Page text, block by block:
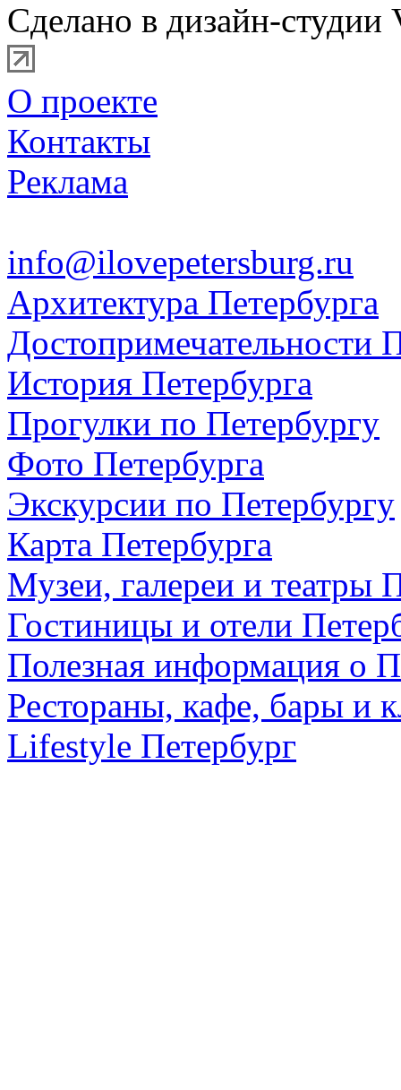
Сделано в дизайн-студии
О проекте
Контакты
Реклама
info@ilovepetersburg.ru
Архитектура Петербурга
Достопримечательности
История Петербурга
Прогулки по Петербургу
Фото Петербурга
Экскурсии по Петербургу
Карта Петербурга
Музеи, галереи и театры
Гостиницы и отели
Полезная информация о
Рестораны, кафе, бары и
Lifestyle Петербург